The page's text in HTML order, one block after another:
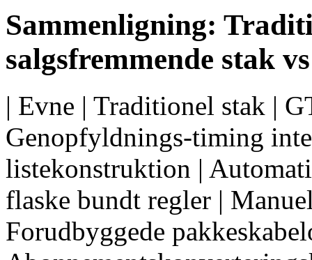
Sammenligning:
salgsfremmende stak
| Evne | Traditionel stak |
Genopfyldnings-timing
listekonstruktion |
flaske bundt regler |
Forudbyggede